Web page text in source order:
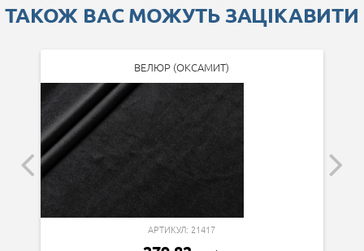
ТАКОЖ ВАС МОЖУТЬ ЗАЦІКАВИТИ
ВЕЛЮР (ОКСАМИТ)
АРТИКУЛ: 21417